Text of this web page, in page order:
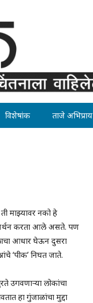
विशेषांक ताजे अभिप्राय
माझ्यावर नको हे
करता आले असते. पण
आधार घेऊन दुसरा
‘पीक’ निघत जाते.
उगवणाऱ्या लोकांचा
हा गुंजाळांचा मुद्दा